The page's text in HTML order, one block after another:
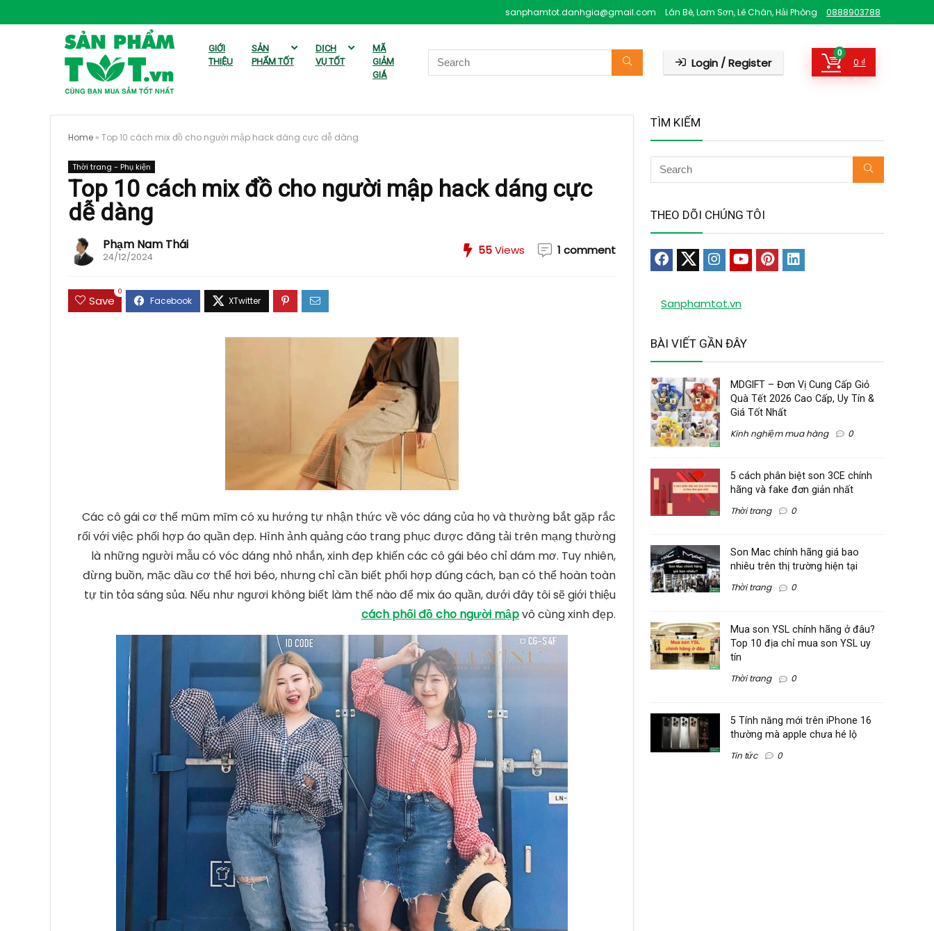
sanphamtot.danhgia@gmail.com Lán Bè, Lam Sơn, Lê Chân, Hải Phòng 0888903788
GIỚI
THIỆU
SẢN
PHẨM TỐT
DỊCH
VỤ TỐT
MÃ
GIẢM
GIÁ
Login / Register
0
0 ₫
Home » Top 10 cách mix đồ cho người mập hack dáng cực dễ dàng
Thời trang - Phụ kiện
Top 10 cách mix đồ cho người mập hack dáng cực
dễ dàng
Phạm Nam Thái
24/12/2024 55Views 1 comment
Save
0
Các cô gái cơ thể mũm mĩm có xu hướng tự nhận thức về vóc dáng của họ và thường bắt gặp rắc
rối với việc phối hợp áo quần đẹp. Hình ảnh quảng cáo trang phục được đăng tải trên mạng thường
là những người mẫu có vóc dáng nhỏ nhắn, xinh đẹp khiến các cô gái béo chỉ dám mơ. Tuy nhiên,
đừng buồn, mặc dầu cơ thể hơi béo, nhưng chỉ cần biết phối hợp đúng cách, bạn có thể hoàn toàn
tự tin tỏa sáng sủa. Nếu như ngươi không biết làm thế nào để mix áo quần, dưới đây tôi sẽ giới thiệu
cách phối đồ cho người mậpvô cùng xinh đẹp.
TÌM KIẾM
THEO DÕI CHÚNG TÔI
Sanphamtot.vn
BÀI VIẾT GẦN ĐÂY
MDGIFT – Đơn Vị Cung Cấp Giỏ
Quà Tết 2026 Cao Cấp, Uy Tín &
Giá Tốt Nhất
Kinh nghiệm mua hàng 0
5 cách phân biệt son 3CE chính
hãng và fake đơn giản nhất
Thời trang 0
Son Mac chính hãng giá bao
nhiêu trên thị trường hiện tại
Thời trang 0
Mua son YSL chính hãng ở đâu?
Top 10 địa chỉ mua son YSL uy
tín
Thời trang 0
5 Tính năng mới trên iPhone 16
thường mà apple chưa hé lộ
Tin tức 0